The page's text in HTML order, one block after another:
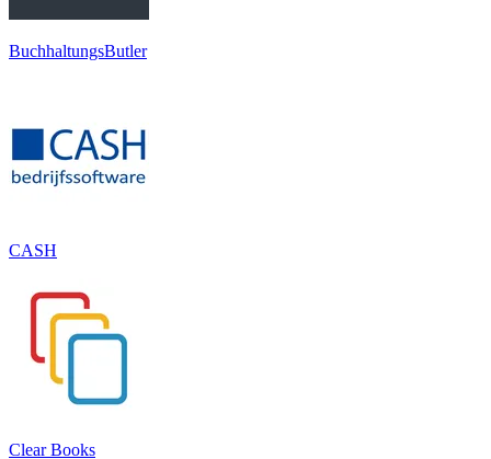
BuchhaltungsButler
CASH
Clear Books